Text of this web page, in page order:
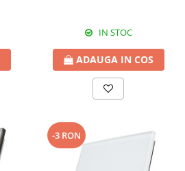
IN STOC
ADAUGA IN COS
-3 RON